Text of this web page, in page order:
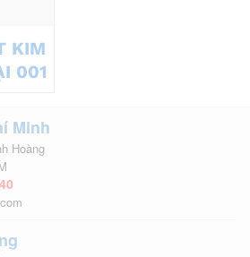
KIM
001
Minh
Hoàng